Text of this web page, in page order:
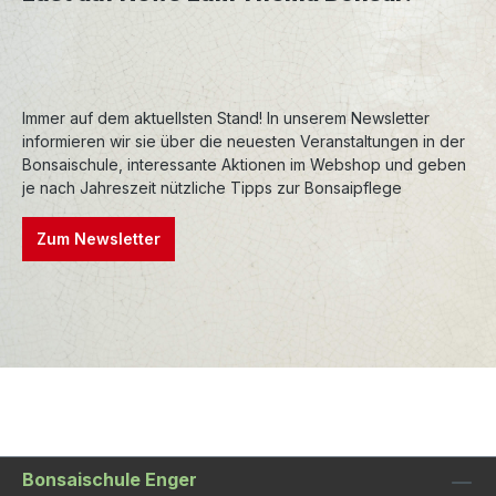
Immer auf dem aktuellsten Stand! In unserem Newsletter
informieren wir sie über die neuesten Veranstaltungen in der
Bonsaischule, interessante Aktionen im Webshop und geben
je nach Jahreszeit nützliche Tipps zur Bonsaipflege
Zum Newsletter
Bonsaischule Enger